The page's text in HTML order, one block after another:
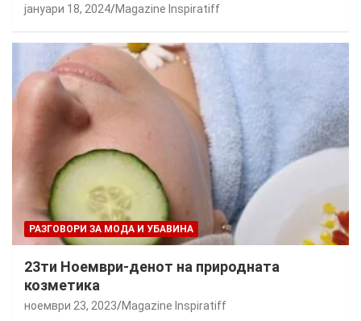
јануари 18, 2024 Magazine Inspiratiff
РАЗГОВОРИ ЗА МОДА И УБАВИНА
23ти Ноември-денот на природната
козметика
ноември 23, 2023 Magazine Inspiratiff